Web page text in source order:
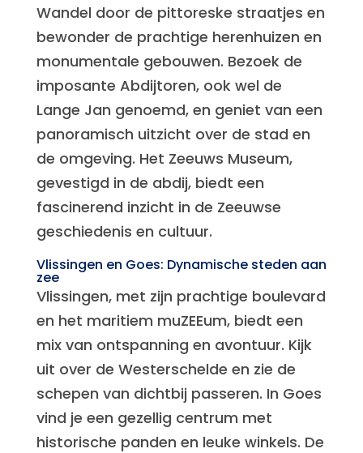
Wandel door de pittoreske straatjes en
bewonder de prachtige herenhuizen en
monumentale gebouwen. Bezoek de
imposante Abdijtoren, ook wel de
Lange Jan genoemd, en geniet van een
panoramisch uitzicht over de stad en
de omgeving. Het Zeeuws Museum,
gevestigd in de abdij, biedt een
fascinerend inzicht in de Zeeuwse
geschiedenis en cultuur.
Vlissingen en Goes: Dynamische steden aan
zee
Vlissingen, met zijn prachtige boulevard
en het maritiem muZEEum, biedt een
mix van ontspanning en avontuur. Kijk
uit over de Westerschelde en zie de
schepen van dichtbij passeren. In Goes
vind je een gezellig centrum met
historische panden en leuke winkels. De